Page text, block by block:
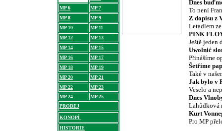
MP 6
MP 7
MP 8
MP 9
MP 10
MP 11
MP 12
MP 13
MP 14
MP 15
MP 16
MP 17
MP 18
MP 19
MP 20
MP 21
MP 22
MP 23
MP 24
MP 25
PRODEJ
KONOPÍ
HISTORIE
Dnes
To není
Z dopisu z
Letadlem
PINK
Ještě jeden
Uwolnić
Přinášíme
Šetříme
Také v
Jak bylo v
Veselo a
Dnes
Lahůdková
Kurt
Pro MP